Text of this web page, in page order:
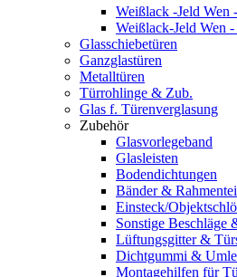
Weißlack -Jeld Wen
Weißlack-Jeld Wen
Glasschiebetüren
Ganzglastüren
Metalltüren
Türrohlinge & Zub.
Glas f. Türenverglasung
Zubehör
Glasvorlegeband
Glasleisten
Bodendichtungen
Bänder &
Einsteck/
Sonstige Beschläge
Lüftungsgitter &
Dichtgummi &
Montagehilfen für